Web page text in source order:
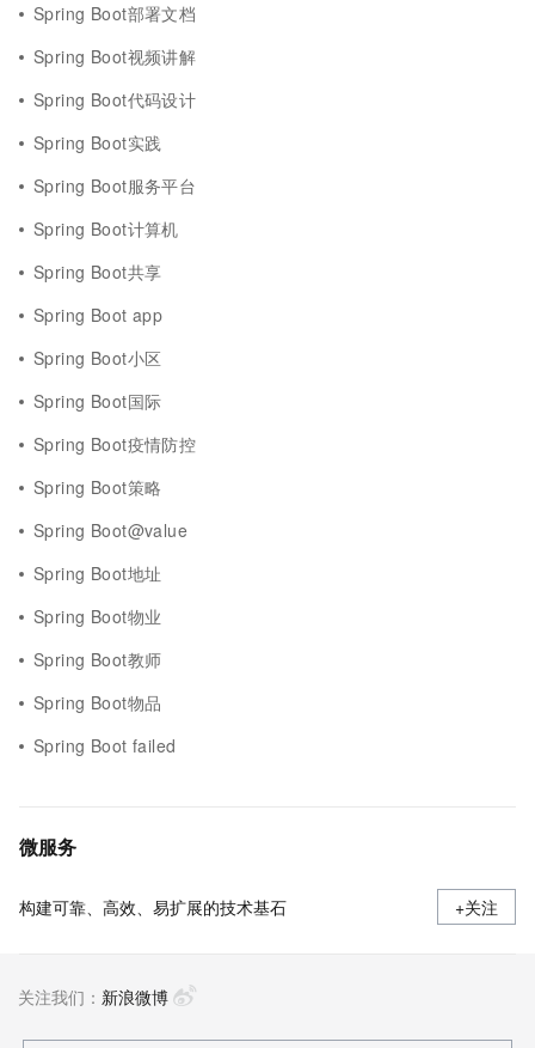
Spring Boot部署文档
Spring Boot视频讲解
Spring Boot代码设计
Spring Boot实践
Spring Boot服务平台
Spring Boot计算机
Spring Boot共享
Spring Boot app
Spring Boot小区
Spring Boot国际
Spring Boot疫情防控
Spring Boot策略
Spring Boot@value
Spring Boot地址
Spring Boot物业
Spring Boot教师
Spring Boot物品
Spring Boot failed
微服务
构建可靠、高效、易扩展的技术基石 +关注
关注我们： 新浪微博